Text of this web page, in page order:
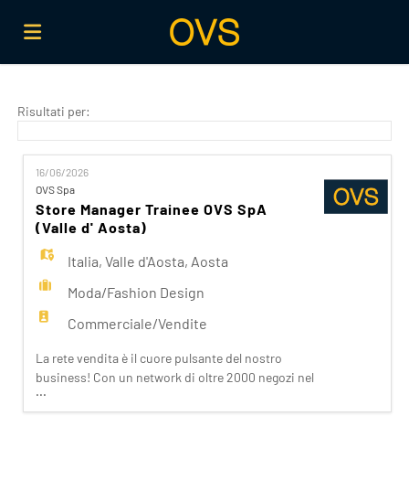
Offerte
di
lavoro
Carica
ilLogin
EN
Risultati per:
16/06/2026
OVS Spa
Store Manager Trainee OVS SpA
(Valle d' Aosta)
Italia,Valle d'Aosta, Aosta
Moda/Fashion Design
Commerciale/Vendite
La rete vendita è il cuore pulsante del nostro
business! Con un network di oltre 2000 negozi nel
mondo e oltre 8000 dipendenti, lavoriamo ogni
giorno per realizzare la nostra mission di rendere il
...